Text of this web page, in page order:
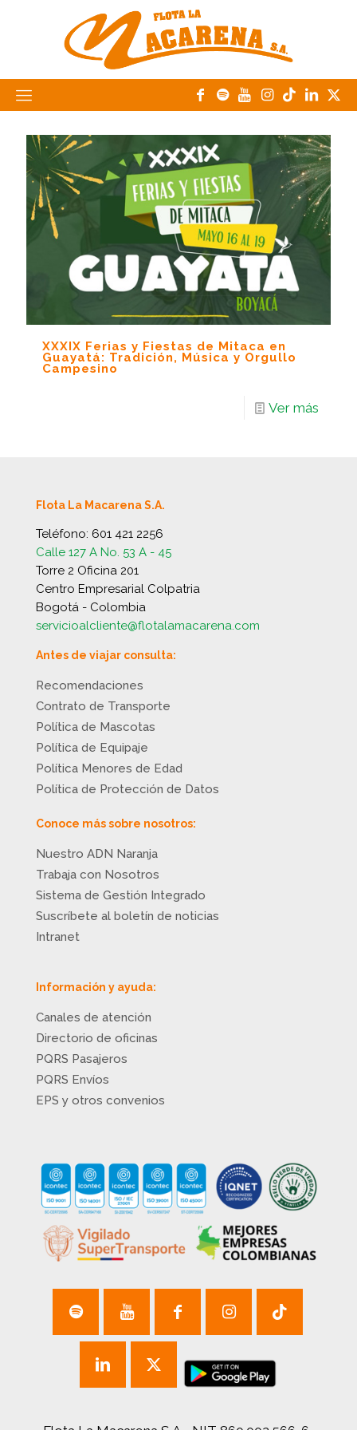
XXXIX Ferias y Fiestas de Mitaca en
Guayatá: Tradición, Música y Orgullo
Campesino
Ver más
Flota La Macarena S.A.
Teléfono: 601 421 2256
Calle 127 A No. 53 A - 45
Torre 2 Oficina 201
Centro Empresarial Colpatria
Bogotá - Colombia
servicioalcliente@flotalamacarena.com
Antes de viajar consulta:
Recomendaciones
Contrato de Transporte
Política de Mascotas
Política de Equipaje
Política Menores de Edad
Política de Protección de Datos
Conoce más sobre nosotros:
Nuestro ADN Naranja
Trabaja con Nosotros
Sistema de Gestión Integrado
Suscríbete al boletín de noticias
Intranet
Información y ayuda:
Canales de atención
Directorio de oficinas
PQRS Pasajeros
PQRS Envíos
EPS y otros convenios